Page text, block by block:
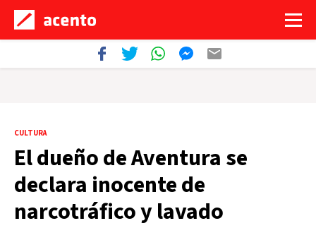
CULTURA
El dueño de Aventura se
declara inocente de
narcotráfico y lavado